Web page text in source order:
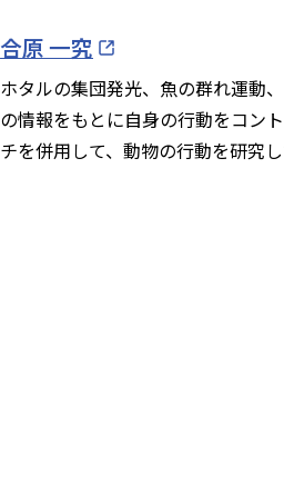
合原 一究
ホタルの集団発光、魚の群れ運動
の情報をもとに自身の行動をコン
チを併用して、動物の行動を研究